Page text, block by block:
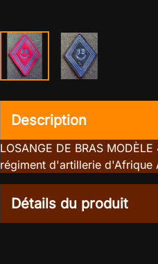
Description
LOSANGE DE BRAS
régiment d'artillerie d'Afrique
Détails du produit